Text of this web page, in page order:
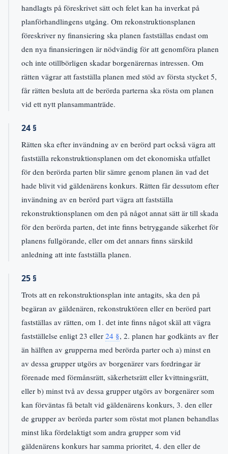
handlagts på föreskrivet sätt och felet kan ha inverkat på
planförhandlingens utgång. Om rekonstruktionsplanen
föreskriver ny finansiering ska planen fastställas endast om
den nya finansieringen är nödvändig för att genomföra planen
och inte otillbörligen skadar borgenärernas intressen. Om
rätten vägrar att fastställa planen med stöd av första stycket 5,
får rätten besluta att de berörda parterna ska rösta om planen
vid ett nytt plansammanträde.
24 §
Rätten ska efter invändning av en berörd part också vägra att
fastställa rekonstruktionsplanen om det ekonomiska utfallet
för den berörda parten blir sämre genom planen än vad det
hade blivit vid gäldenärens konkurs. Rätten får dessutom efter
invändning av en berörd part vägra att fastställa
rekonstruktionsplanen om den på något annat sätt är till skada
för den berörda parten, det inte finns betryggande säkerhet för
planens fullgörande, eller om det annars finns särskild
anledning att inte fastställa planen.
25 §
Trots att en rekonstruktionsplan inte antagits, ska den på
begäran av gäldenären, rekonstruktören eller en berörd part
fastställas av rätten, om 1. det inte finns något skäl att vägra
fastställelse enligt 23 eller 24 §, 2. planen har godkänts av fler
än hälften av grupperna med berörda parter och a) minst en
av dessa grupper utgörs av borgenärer vars fordringar är
förenade med förmånsrätt, säkerhetsrätt eller kvittningsrätt,
eller b) minst två av dessa grupper utgörs av borgenärer som
kan förväntas få betalt vid gäldenärens konkurs, 3. den eller
de grupper av berörda parter som röstat mot planen behandlas
minst lika fördelaktigt som andra grupper som vid
gäldenärens konkurs har samma prioritet, 4. den eller de